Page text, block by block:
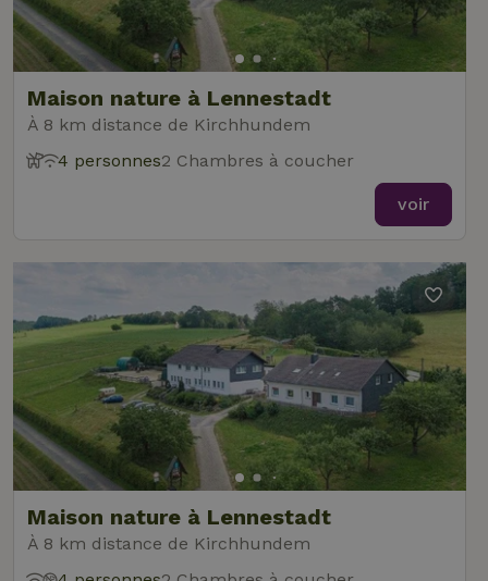
Maison nature à Lennestadt
À 8 km distance de Kirchhundem
4 personnes2 Chambres à coucher
voir
Maison nature à Lennestadt
À 8 km distance de Kirchhundem